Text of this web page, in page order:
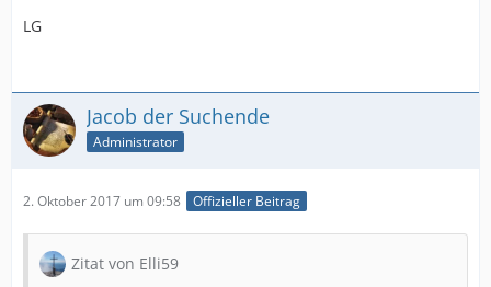
LG
Jacob der Suchende
Administrator
2. Oktober 2017 um 09:58 Offizieller Beitrag
Zitat von Elli59